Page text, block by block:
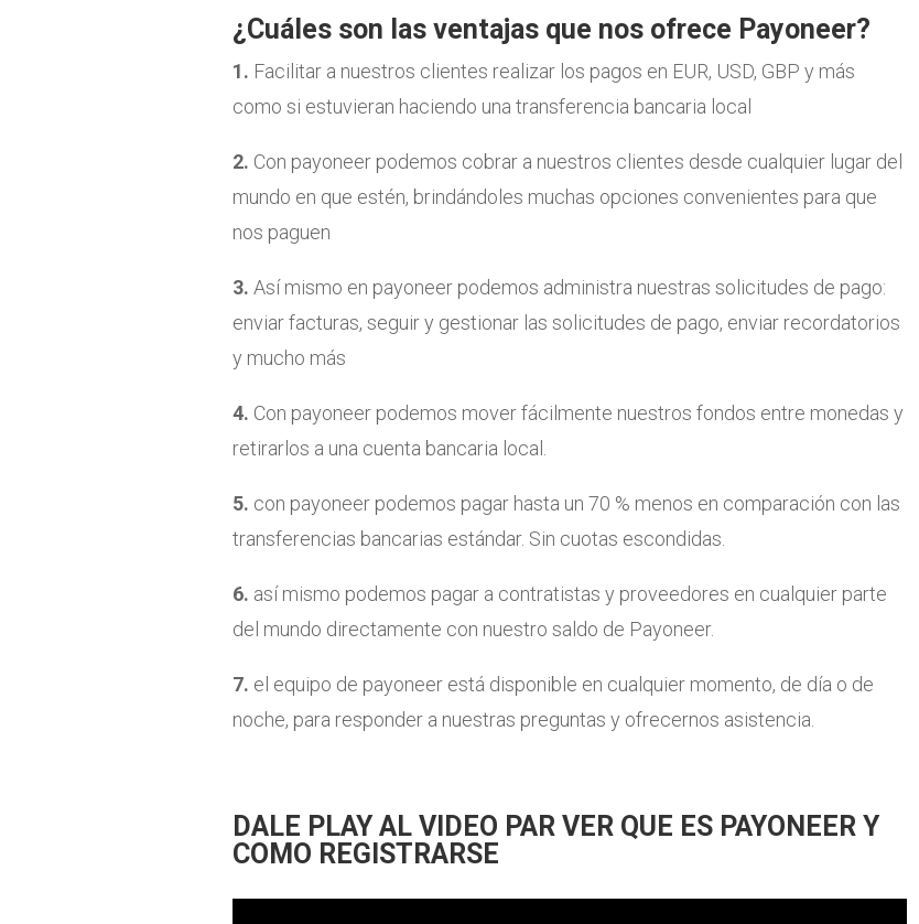
¿Cuáles son las ventajas que nos ofrece Payoneer?
1. Facilitar a nuestros clientes realizar los pagos en EUR, USD, GBP y más
como si estuvieran haciendo una transferencia bancaria local
2. Con payoneer podemos cobrar a nuestros clientes desde cualquier lugar del
mundo en que estén, brindándoles muchas opciones convenientes para que
nos paguen
3. Así mismo en payoneer podemos administra nuestras solicitudes de pago:
enviar facturas, seguir y gestionar las solicitudes de pago, enviar recordatorios
y mucho más
4. Con payoneer podemos mover fácilmente nuestros fondos entre monedas y
retirarlos a una cuenta bancaria local.
5. con payoneer podemos pagar hasta un 70 % menos en comparación con las
transferencias bancarias estándar. Sin cuotas escondidas.
6. así mismo podemos pagar a contratistas y proveedores en cualquier parte
del mundo directamente con nuestro saldo de Payoneer.
7. el equipo de payoneer está disponible en cualquier momento, de día o de
noche, para responder a nuestras preguntas y ofrecernos asistencia.
DALE PLAY AL VIDEO PAR VER QUE ES PAYONEER Y
COMO REGISTRARSE